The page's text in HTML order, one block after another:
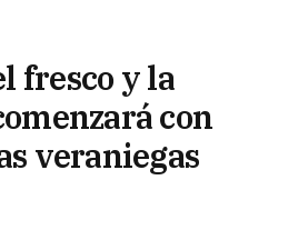
fresco y la
con
veraniegas